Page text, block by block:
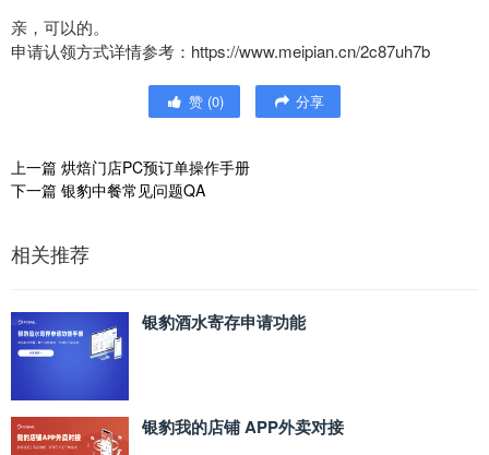
亲，可以的。
申请认领方式详情参考：https://www.meipian.cn/2c87uh7b
赞 (0) 分享
上一篇 烘焙门店PC预订单操作手册
下一篇 银豹中餐常见问题QA
相关推荐
银豹酒水寄存申请功能
银豹我的店铺 APP外卖对接